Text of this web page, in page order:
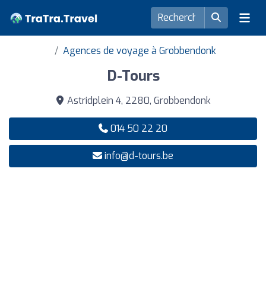
Agences de voyage à Grobbendonk
D-Tours
Astridplein 4, 2280, Grobbendonk
014 50 22 20
info@d-tours.be